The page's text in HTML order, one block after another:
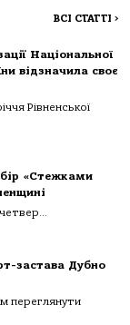
ВСІ СТАТТІ >
Національної
відзначила своє
Рівненської
«Стежками
застава Дубно
переглянути